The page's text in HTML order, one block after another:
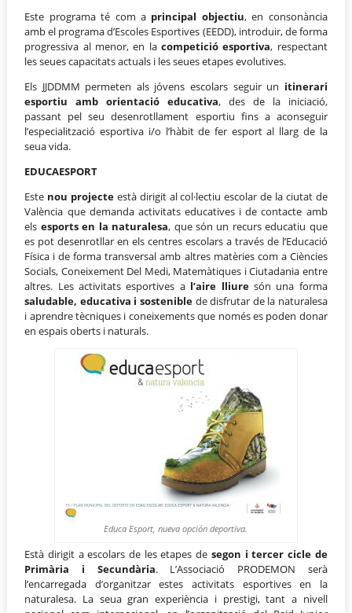
Este programa té com a principal objectiu, en consonància
amb el programa d’Escoles Esportives (EEDD), introduir, de forma
progressiva al menor, en la competició esportiva, respectant
les seues capacitats actuals i les seues etapes evolutives.
Els JJDDMM permeten als jóvens escolars seguir un itinerari
esportiu amb orientació educativa, des de la iniciació,
passant pel seu desenrotllament esportiu fins a aconseguir
l’especialització esportiva i/o l’hàbit de fer esport al llarg de la
seua vida.
EDUCAESPORT
Este nou projecte està dirigit al col·lectiu escolar de la ciutat de
València que demanda activitats educatives i de contacte amb
els esports en la naturalesa, que són un recurs educatiu que
es pot desenrotllar en els centres escolars a través de l’Educació
Física i de forma transversal amb altres matèries com a Ciències
Socials, Coneixement Del Medi, Matemàtiques i Ciutadania entre
altres. Les activitats esportives a l’aire lliuresón una forma
saludable, educativa i sosteniblede disfrutar de la naturalesa
i aprendre tècniques i coneixements que només es poden donar
en espais oberts i naturals.
Educa Esport, nueva opción deportiva.
Està dirigit a escolars de les etapes de segon i tercer cicle de
Primària i Secundària. L’Associació PRODEMON serà
l’encarregada d’organitzar estes activitats esportives en la
naturalesa. La seua gran experiència i prestigi, tant a nivell